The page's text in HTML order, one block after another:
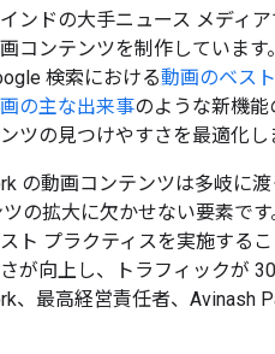
ンドの大手ニュース メディ
コンテンツを制作しています
検索における動画のベス
の主な出来事のような新機能
ツの見つけやすさを最適化し
の動画コンテンツは多岐に
の拡大に欠かせない要素で
ト プラクティスを実施する
が向上し、トラフィックが
、最高経営責任者、Avinash